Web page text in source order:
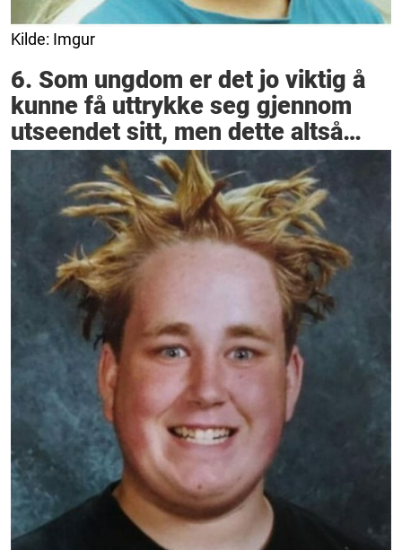
Kilde: Imgur
6. Som ungdom er det jo viktig å
kunne få uttrykke seg gjennom
utseendet sitt, men dette altså…